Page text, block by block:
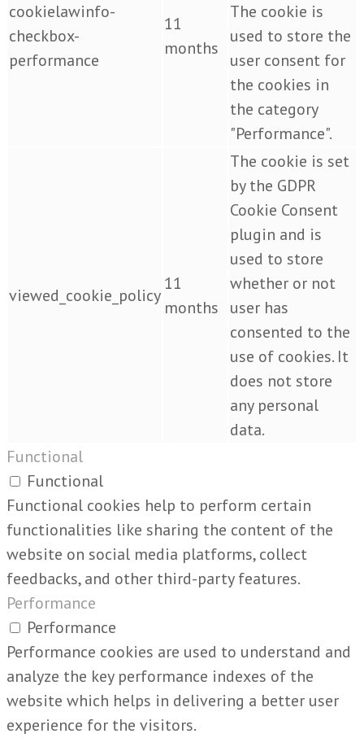
cookielawinfo-
checkbox-
performance
11
months
The cookie is
used to store the
user consent for
the cookies in
the category
"Performance".
viewed_cookie_policy
11
months
The cookie is set
by the GDPR
Cookie Consent
plugin and is
used to store
whether or not
user has
consented to the
use of cookies. It
does not store
any personal
data.
Functional
Functional
Functional cookies help to perform certain
functionalities like sharing the content of the
website on social media platforms, collect
feedbacks, and other third-party features.
Performance
Performance
Performance cookies are used to understand and
analyze the key performance indexes of the
website which helps in delivering a better user
experience for the visitors.